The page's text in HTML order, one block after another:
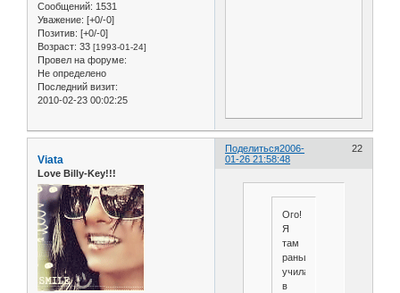
Сообщений: 1531
Уважение: [+0/-0]
Позитив: [+0/-0]
Возраст: 33 [1993-01-24]
Провел на форуме:
Не определено
Последний визит:
2010-02-23 00:02:25
Поделиться 22
2006-
01-26 21:58:48
Viata
Love Billy-Key!!!
Ого!
Я
там
раньше
училась,
в